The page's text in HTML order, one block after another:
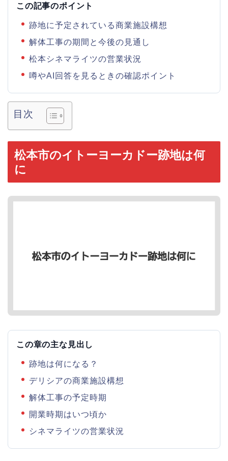
この記事のポイント
跡地に予定されている商業施設構想
解体工事の期間と今後の見通し
松本シネマライツの営業状況
噂やAI回答を見るときの確認ポイント
目次
松本市のイトーヨーカドー跡地は何
に
この章の主な見出し
跡地は何になる？
デリシアの商業施設構想
解体工事の予定時期
開業時期はいつ頃か
シネマライツの営業状況